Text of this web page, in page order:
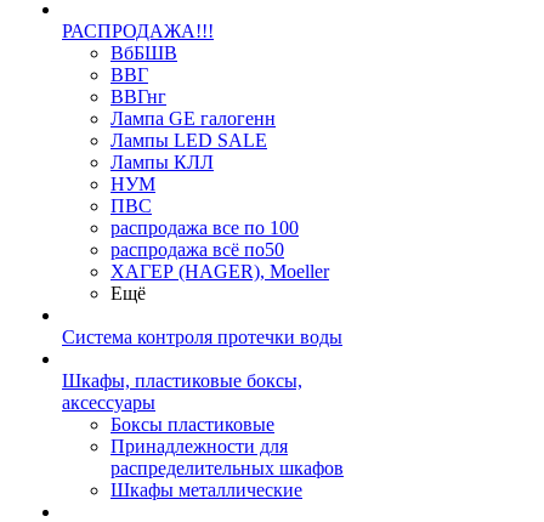
РАСПРОДАЖА!!!
ВбБШВ
ВВГ
ВВГнг
Лампа GE галогенн
Лампы LED SALE
Лампы КЛЛ
НУМ
ПВС
распродажа все по 100
распродажа всё по50
ХАГЕР (HAGER), Moeller
Ещё
Система контроля протечки воды
Шкафы, пластиковые боксы,
аксессуары
Боксы пластиковые
Принадлежности для
распределительных шкафов
Шкафы металлические